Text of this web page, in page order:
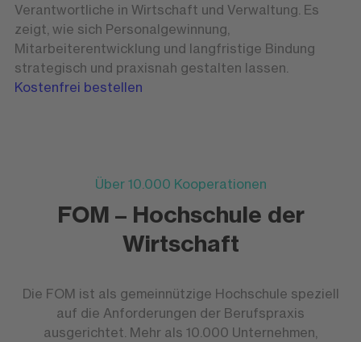
Verantwortliche in Wirtschaft und Verwaltung. Es
zeigt, wie sich Personalgewinnung,
Mitarbeiterentwicklung und langfristige Bindung
strategisch und praxisnah gestalten lassen.
Kostenfrei bestellen
Über 10.000 Kooperationen
FOM – Hochschule der
Wirtschaft
Die FOM ist als gemeinnützige Hochschule speziell
auf die Anforderungen der Berufspraxis
ausgerichtet. Mehr als 10.000 Unternehmen,